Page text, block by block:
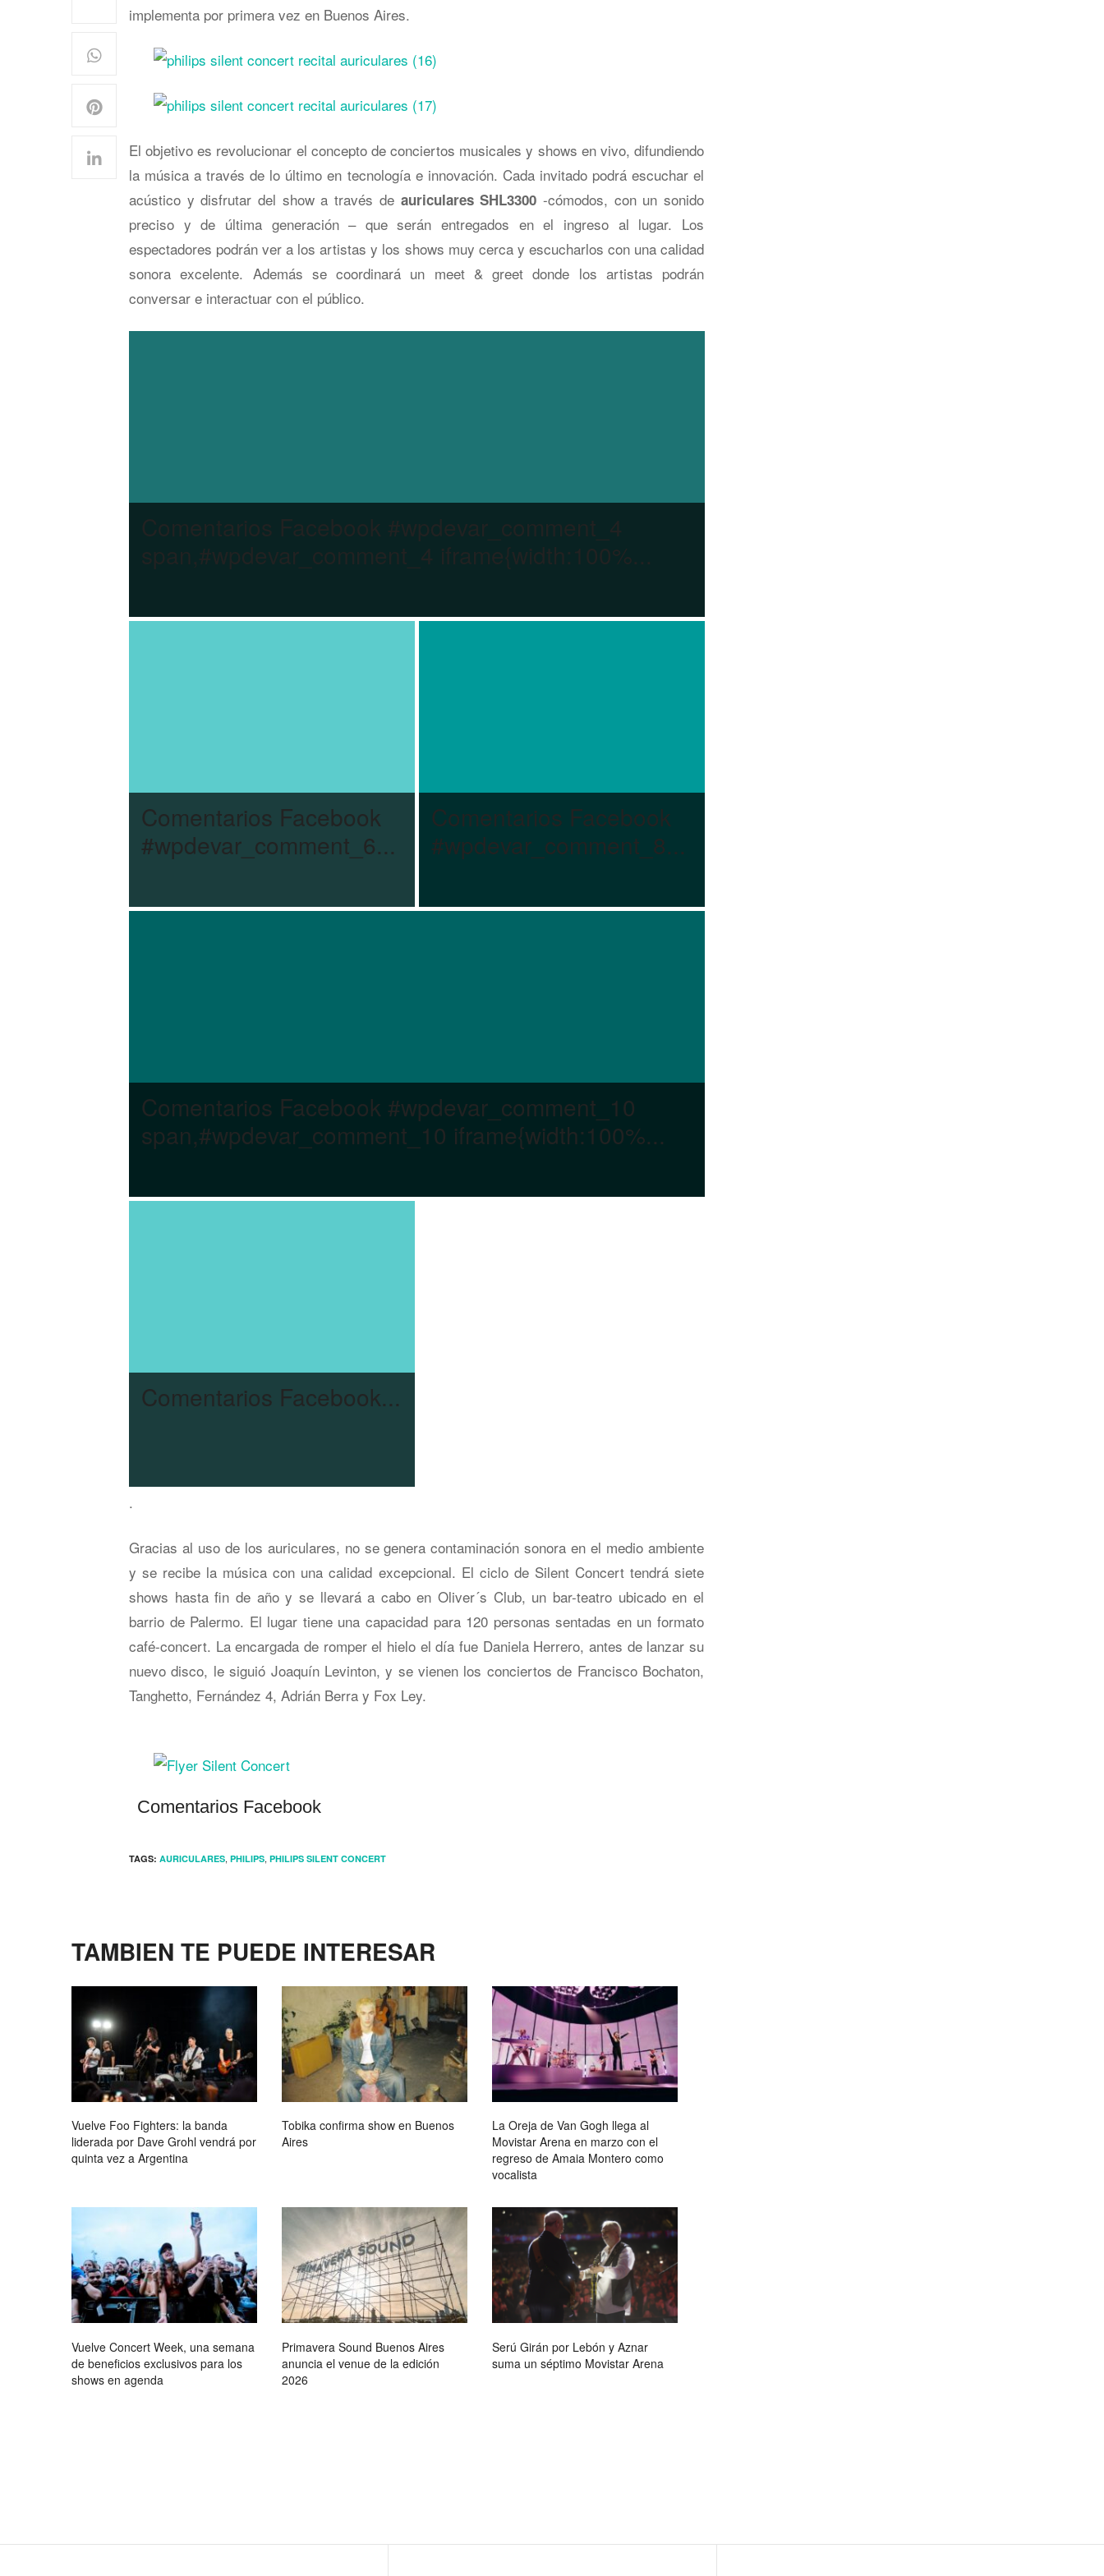
implementa por primera vez en Buenos Aires.
El objetivo es revolucionar el concepto de conciertos musicales y shows en vivo, difundiendo
la música a través de lo último en tecnología e innovación. Cada invitado podrá escuchar el
acústico y disfrutar del show a través de auriculares SHL3300 -cómodos, con un sonido
preciso y de última generación – que serán entregados en el ingreso al lugar. Los
espectadores podrán ver a los artistas y los shows muy cerca y escucharlos con una calidad
sonora excelente. Además se coordinará un meet & greet donde los artistas podrán
conversar e interactuar con el público.
Comentarios Facebook #wpdevar_comment_4
span,#wpdevar_comment_4 iframe{width:100%...
Comentarios Facebook
#wpdevar_comment_6...
Comentarios Facebook
#wpdevar_comment_8...
Comentarios Facebook #wpdevar_comment_10
span,#wpdevar_comment_10 iframe{width:100%...
Comentarios Facebook...
.
Gracias al uso de los auriculares, no se genera contaminación sonora en el medio ambiente
y se recibe la música con una calidad excepcional. El ciclo de Silent Concert tendrá siete
shows hasta fin de año y se llevará a cabo en Oliver´s Club, un bar-teatro ubicado en el
barrio de Palermo. El lugar tiene una capacidad para 120 personas sentadas en un formato
café-concert. La encargada de romper el hielo el día fue Daniela Herrero, antes de lanzar su
nuevo disco, le siguió Joaquín Levinton, y se vienen los conciertos de Francisco Bochaton,
Tanghetto, Fernández 4, Adrián Berra y Fox Ley.
Comentarios Facebook
TAGS: AURICULARES, PHILIPS, PHILIPS SILENT CONCERT
TAMBIEN TE PUEDE INTERESAR
Vuelve Foo Fighters: la banda
liderada por Dave Grohl vendrá por
quinta vez a Argentina
Tobika confirma show en Buenos
Aires
La Oreja de Van Gogh llega al
Movistar Arena en marzo con el
regreso de Amaia Montero como
vocalista
Vuelve Concert Week, una semana
de beneficios exclusivos para los
shows en agenda
Primavera Sound Buenos Aires
anuncia el venue de la edición
2026
Serú Girán por Lebón y Aznar
suma un séptimo Movistar Arena